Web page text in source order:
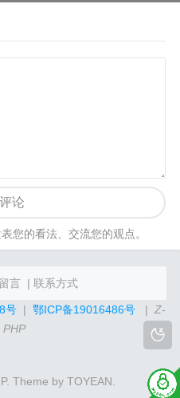
评论
您的看法、交流您的观点。
留言 | 联系方式
号 | 鄂ICP备19016486号 | Z-
PHP
. Theme by TOYEAN